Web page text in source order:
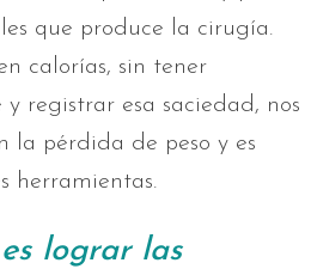
que produce la cirugía.
calorías, sin tener
registrar esa saciedad, nos
la pérdida de peso y es
herramientas.
lograr las